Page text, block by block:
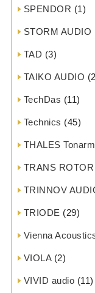
SPENDOR (1)
STORM AUDIO
TAD (3)
TAIKO AUDIO
TechDas (11)
Technics (45)
THALES Tonarm
TRANS ROTOR
TRINNOV
TRIODE (29)
Vienna
VIOLA(2)
VIVID audio (11)